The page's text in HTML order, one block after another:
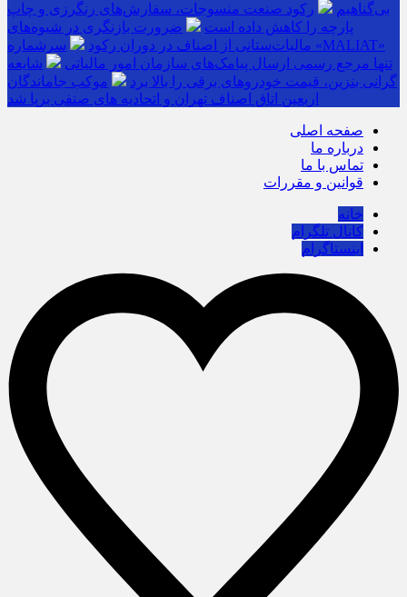
بی‌گناهیم
رکود صنعت منسوجات، سفارش‌های رنگرزی و چاپ
پارچه را کاهش داده است
ضرورت بازنگری در شیوه‌های
مالیات‌ستانی از اصناف در دوران رکود
سرشماره «MALIAT»
تنها مرجع رسمی ارسال پیامک‌های سازمان امور مالیاتی
شایعه
گرانی بنزین، قیمت خودروهای برقی را بالا برد
موکب جاماندگان
اربعین اتاق اصناف تهران و اتحادیه های صنفی برپا شد
صفحه اصلی
درباره ما
تماس با ما
قوانین و مقررات
خانه
کانال تلگرام
اینستاگرام